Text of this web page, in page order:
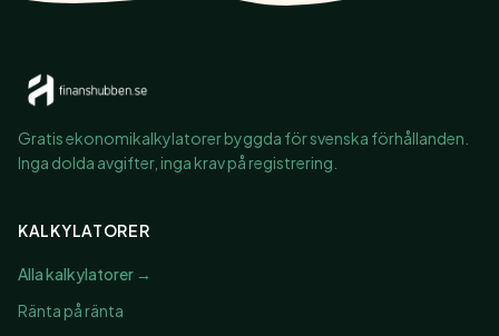
Gratis ekonomikalkylatorer byggda för svenska förhållanden.
Inga dolda avgifter, inga krav på registrering.
KALKYLATORER
Alla kalkylatorer →
Ränta på ränta